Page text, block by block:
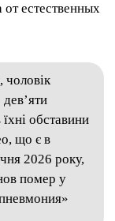
естественных
чоловік
їхні обставини
що є в
2026 року,
помер у